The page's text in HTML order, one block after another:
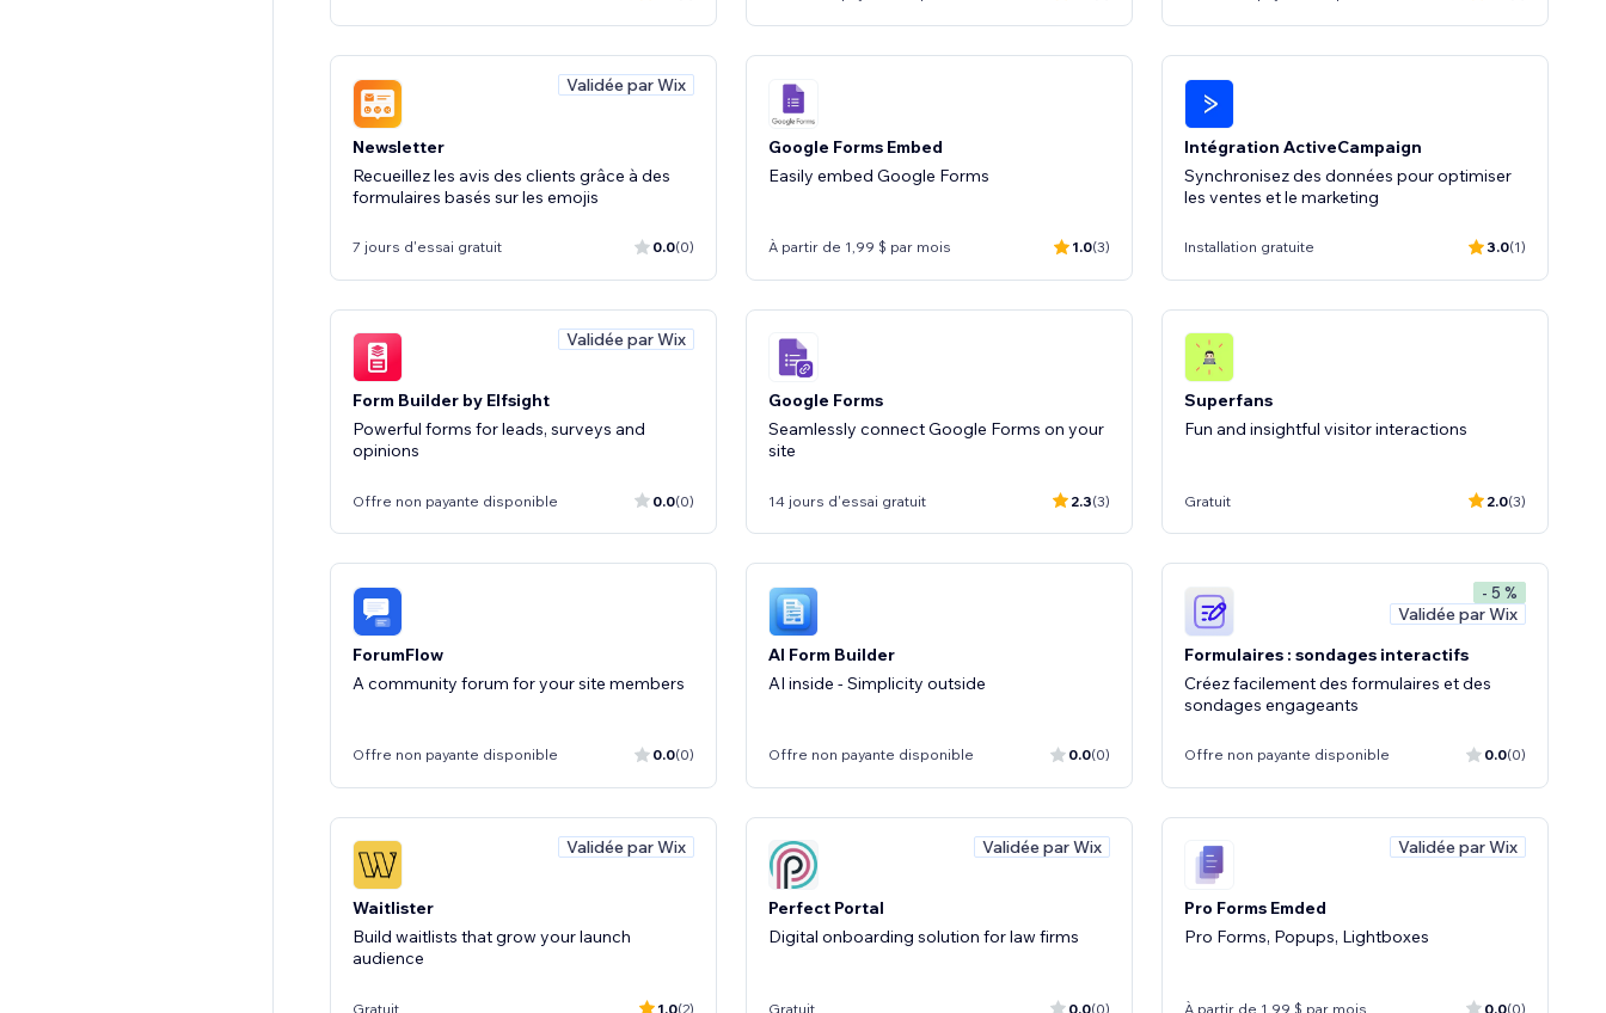
Validée par Wix
Newsletter
Recueillez les avis des clients grâce à des
formulaires basés sur les emojis
7 jours d'essai gratuit 0.0(0)
Google Forms Embed
Easily embed Google Forms
À partir de 1,99 $ par mois 1.0(3)
Intégration ActiveCampaign
Synchronisez des données pour optimiser
les ventes et le marketing
Installation gratuite 3.0(1)
Validée par Wix
Form Builder by Elfsight
Powerful forms for leads, surveys and
opinions
Offre non payante disponible 0.0(0)
Google Forms
Seamlessly connect Google Forms on your
site
14 jours d'essai gratuit 2.3(3)
Superfans
Fun and insightful visitor interactions
Gratuit 2.0(3)
ForumFlow
A community forum for your site members
Offre non payante disponible 0.0(0)
AI Form Builder
AI inside - Simplicity outside
Offre non payante disponible 0.0(0)
- 5 %
Validée par Wix
Formulaires : sondages interactifs
Créez facilement des formulaires et des
sondages engageants
Offre non payante disponible 0.0(0)
Validée par Wix
Waitlister
Build waitlists that grow your launch
audience
Gratuit 1.0(2)
Validée par Wix
Perfect Portal
Digital onboarding solution for law firms
Gratuit 0.0(0)
Validée par Wix
Pro Forms Emded
Pro Forms, Popups, Lightboxes
À partir de 1,99 $ par mois 0.0(0)